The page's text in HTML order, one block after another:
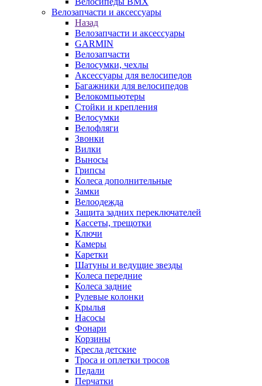
Велозапчасти и аксессуары
Назад
Велозапчасти и аксессуары
GARMIN
Велозапчасти
Велосумки, чехлы
Аксессуары для велосипедов
Багажники для велосипедов
Велокомпьютеры
Стойки и крепления
Велосумки
Велофляги
Звонки
Вилки
Выносы
Грипсы
Колеса дополнительные
Замки
Велоодежда
Защита задних переключателей
Кассеты, трещотки
Ключи
Камеры
Каретки
Шатуны и ведущие звезды
Колеса передние
Колеса задние
Рулевые колонки
Крылья
Насосы
Фонари
Корзины
Кресла детские
Троса и оплетки тросов
Педали
Перчатки